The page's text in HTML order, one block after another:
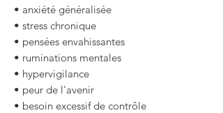
• anxiété généralisée
• stress chronique
• pensées envahissantes
• ruminations mentales
• hypervigilance
• peur de l'avenir
• besoin excessif de contrôle